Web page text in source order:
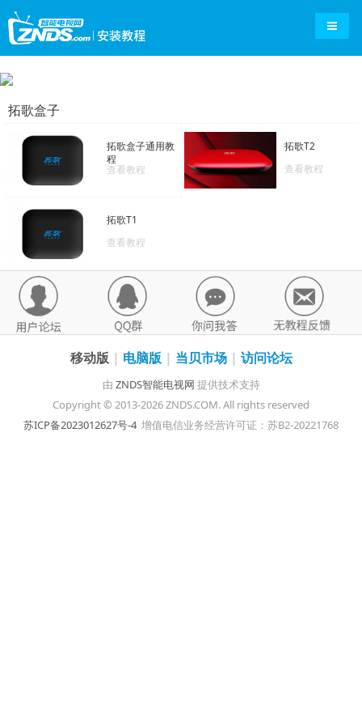
导航
拓歌盒子
拓歌盒子通用教
程
查看教程
拓歌T2
查看教程
拓歌T1
查看教程
移动版 | 电脑版 | 当贝市场 | 访问论坛
由 ZNDS智能电视网 提供技术支持
Copyright © 2013-2026 ZNDS.COM. All rights reserved
苏ICP备2023012627号-4增值电信业务经营许可证：苏B2-20221768